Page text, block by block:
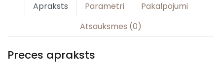
Apraksts Parametri
Pakalpojumi
Atsauksmes (0)
Preces apraksts